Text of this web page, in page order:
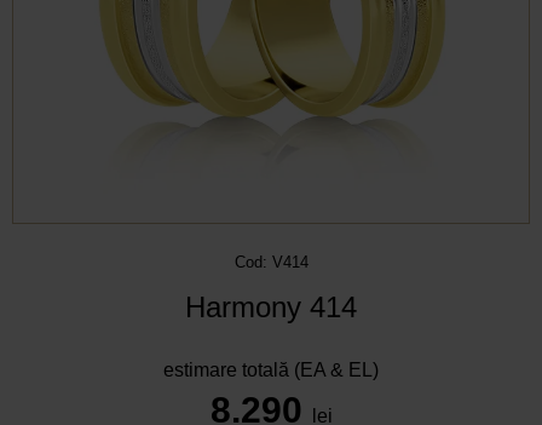
Cod: V414
Harmony 414
estimare totală (EA & EL)
8.290 lei